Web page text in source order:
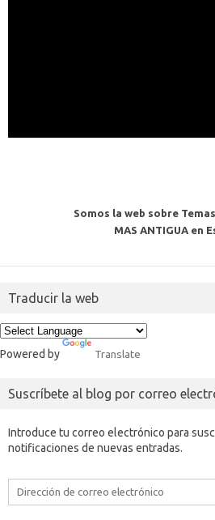
Somos la web sobre
MAS ANTIGUA en
Traducir la web
Powered by Translate
Suscríbete al blog por correo
Introduce tu correo electrónico para
notificaciones de nuevas entradas.
Dirección